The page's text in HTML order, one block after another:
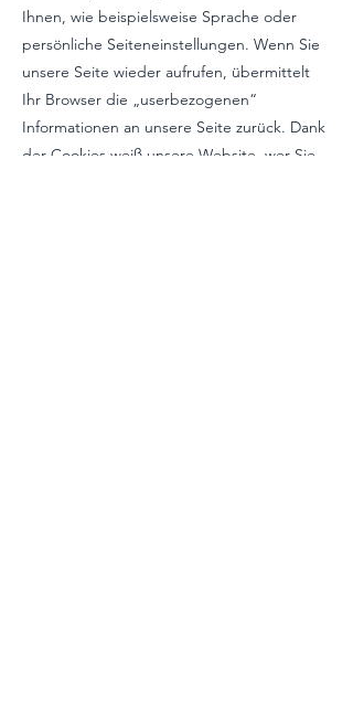
Ihnen, wie beispielsweise Sprache oder
persönliche Seiteneinstellungen. Wenn Sie
unsere Seite wieder aufrufen, übermittelt
Ihr Browser die „userbezogenen“
Informationen an unsere Seite zurück. Dank
der Cookies weiß unsere Website, wer Sie